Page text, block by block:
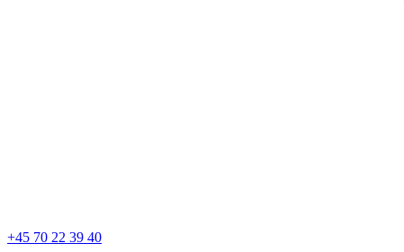
+45 70 22 39 40